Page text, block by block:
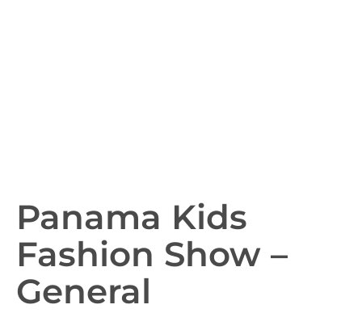
Panama Kids
Fashion Show –
General